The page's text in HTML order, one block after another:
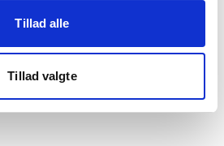
Tillad alle
Tillad valgte